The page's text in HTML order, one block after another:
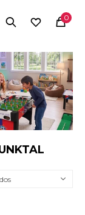
0
MI CUENTA
Electrodomésticos